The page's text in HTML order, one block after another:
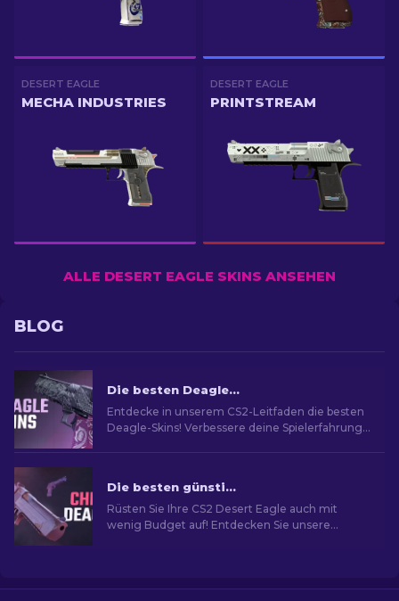
DESERT EAGLE
MECHA INDUSTRIES
DESERT EAGLE
PRINTSTREAM
ALLE DESERT EAGLE SKINS ANSEHEN
BLOG
Die besten Deagle-Skins in CS2 [2026]
Entdecke in unserem CS2-Leitfaden die besten
Deagle-Skins! Verbessere deine Spielerfahrung,
Die besten günstigen Desert Eagle Skins im CS2
Rüsten Sie Ihre CS2 Desert Eagle auch mit
wenig Budget auf! Entdecken Sie unsere